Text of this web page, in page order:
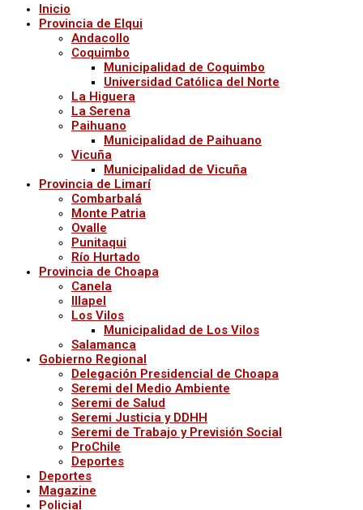
Inicio
Provincia de Elqui
Andacollo
Coquimbo
Municipalidad de Coquimbo
Universidad Católica del Norte
La Higuera
La Serena
Paihuano
Municipalidad de Paihuano
Vicuña
Municipalidad de Vicuña
Provincia de Limarí
Combarbalá
Monte Patria
Ovalle
Punitaqui
Río Hurtado
Provincia de Choapa
Canela
Illapel
Los Vilos
Municipalidad de Los Vilos
Salamanca
Gobierno Regional
Delegación Presidencial de Choapa
Seremi del Medio Ambiente
Seremi de Salud
Seremi Justicia y DDHH
Seremi de Trabajo y Previsión Social
ProChile
Deportes
Deportes
Magazine
Policial